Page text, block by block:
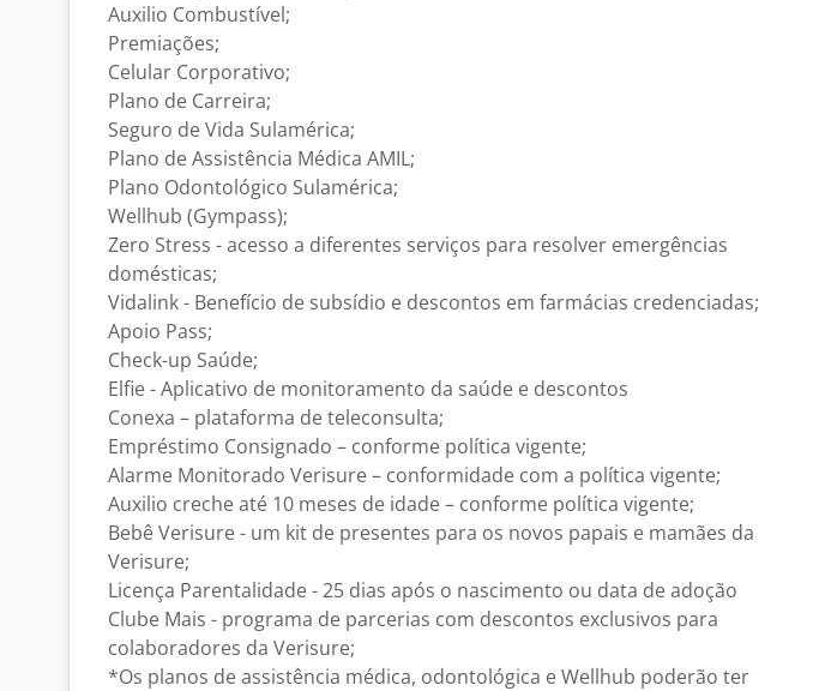
Auxilio Combustível;
Premiações;
Celular Corporativo;
Plano de Carreira;
Seguro de Vida Sulamérica;
Plano de Assistência Médica AMIL;
Plano Odontológico Sulamérica;
Wellhub (Gympass);
Zero Stress - acesso a diferentes serviços para resolver emergências
domésticas;
Vidalink - Benefício de subsídio e descontos em farmácias credenciadas;
Apoio Pass;
Check-up Saúde;
Elfie - Aplicativo de monitoramento da saúde e descontos
Conexa – plataforma de teleconsulta;
Empréstimo Consignado – conforme política vigente;
Alarme Monitorado Verisure – conformidade com a política vigente;
Auxilio creche até 10 meses de idade – conforme política vigente;
Bebê Verisure - um kit de presentes para os novos papais e mamães da
Verisure;
Licença Parentalidade - 25 dias após o nascimento ou data de adoção
Clube Mais - programa de parcerias com descontos exclusivos para
colaboradores da Verisure;
*Os planos de assistência médica, odontológica e Wellhub poderão ter